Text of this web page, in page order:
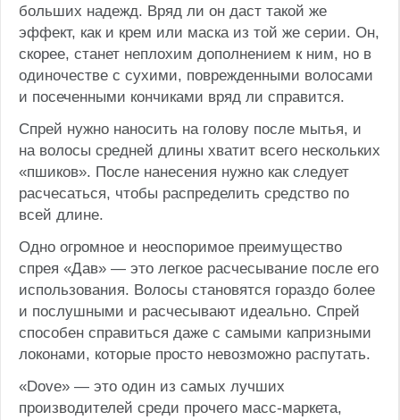
больших надежд. Вряд ли он даст такой же
эффект, как и крем или маска из той же серии. Он,
скорее, станет неплохим дополнением к ним, но в
одиночестве с сухими, поврежденными волосами
и посеченными кончиками вряд ли справится.
Спрей нужно наносить на голову после мытья, и
на волосы средней длины хватит всего нескольких
«пшиков». После нанесения нужно как следует
расчесаться, чтобы распределить средство по
всей длине.
Одно огромное и неоспоримое преимущество
спрея «Дав» — это легкое расчесывание после его
использования. Волосы становятся гораздо более
и послушными и расчесывают идеально. Спрей
способен справиться даже с самыми капризными
локонами, которые просто невозможно распутать.
«Dove» — это один из самых лучших
производителей среди прочего масс-маркета,